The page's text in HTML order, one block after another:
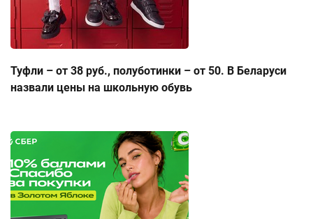
Туфли – от 38 руб., полуботинки – от 50. В Беларуси
назвали цены на школьную обувь